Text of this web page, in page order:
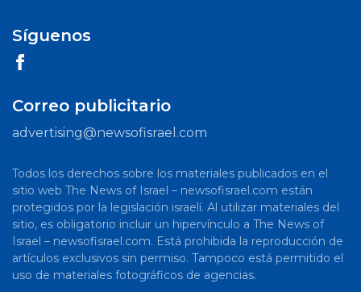
Síguenos
Correo publicitario
advertising@newsofisrael.com
Todos los derechos sobre los materiales publicados en el
sitio web The News of Israel – newsofisrael.com están
protegidos por la legislación israelí. Al utilizar materiales del
sitio, es obligatorio incluir un hipervínculo a The News of
Israel – newsofisrael.com. Está prohibida la reproducción de
artículos exclusivos sin permiso. Tampoco está permitido el
uso de materiales fotográficos de agencias.